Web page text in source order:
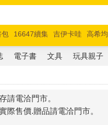
包 16647續集 吉伊卡哇 高希均
玩具總動員5 超慢跑
電子書 文具 玩具親子
請電洽門市。
售價.贈品請電洽門市。